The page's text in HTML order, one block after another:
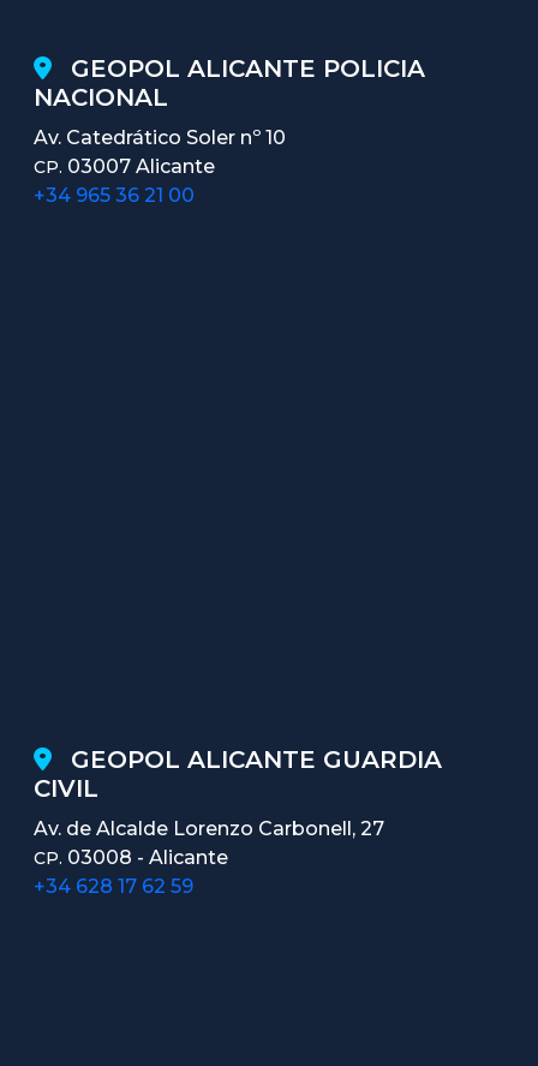
GEOPOL ALICANTE POLICIA
NACIONAL
Av. Catedrático Soler nº 10
CP. 03007 Alicante
+34 965 36 21 00
GEOPOL ALICANTE GUARDIA
CIVIL
Av. de Alcalde Lorenzo Carbonell, 27
CP. 03008 - Alicante
+34 628 17 62 59